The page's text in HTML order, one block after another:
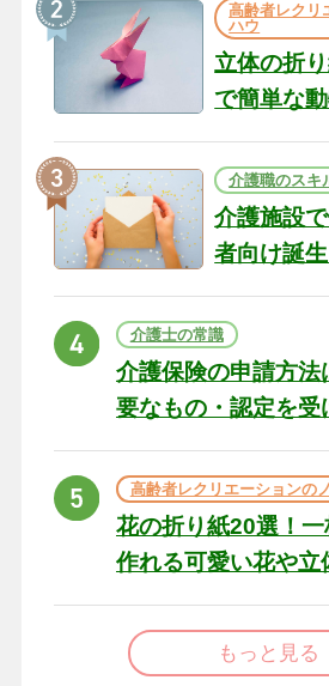
高齢者レクリ
ハウ
立体の折
で簡単な
介護職のスキ
介護施設
者向け誕
ト
介護士の常識
介護保険の申請方法
要なもの・認定を受
高齢者レクリエーションの
花の折り紙20選！
作れる可愛い花や立
もっと見る